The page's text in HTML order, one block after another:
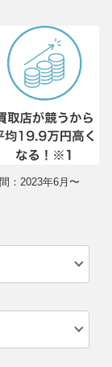
：2023年6月〜